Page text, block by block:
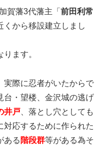
賀藩3代藩主「 前田利常
くから移設建立しまし
ます。
実際に忍者がいたからで
台・望楼、金沢城の逃げ
井戸 、落とし穴としても
対応するために作られた
ある 階段群等がある為そ